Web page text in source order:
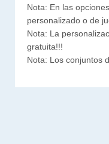
Nota: En las
personalizado o de
Nota: La
gratuita!!!
Nota: Los conjuntos